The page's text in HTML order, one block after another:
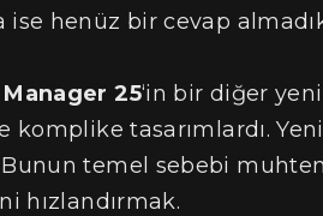
ise henüz bir cevap
25‘in bir diğer
komplike tasarımlardı.
temel sebebi
hızlandırmak.